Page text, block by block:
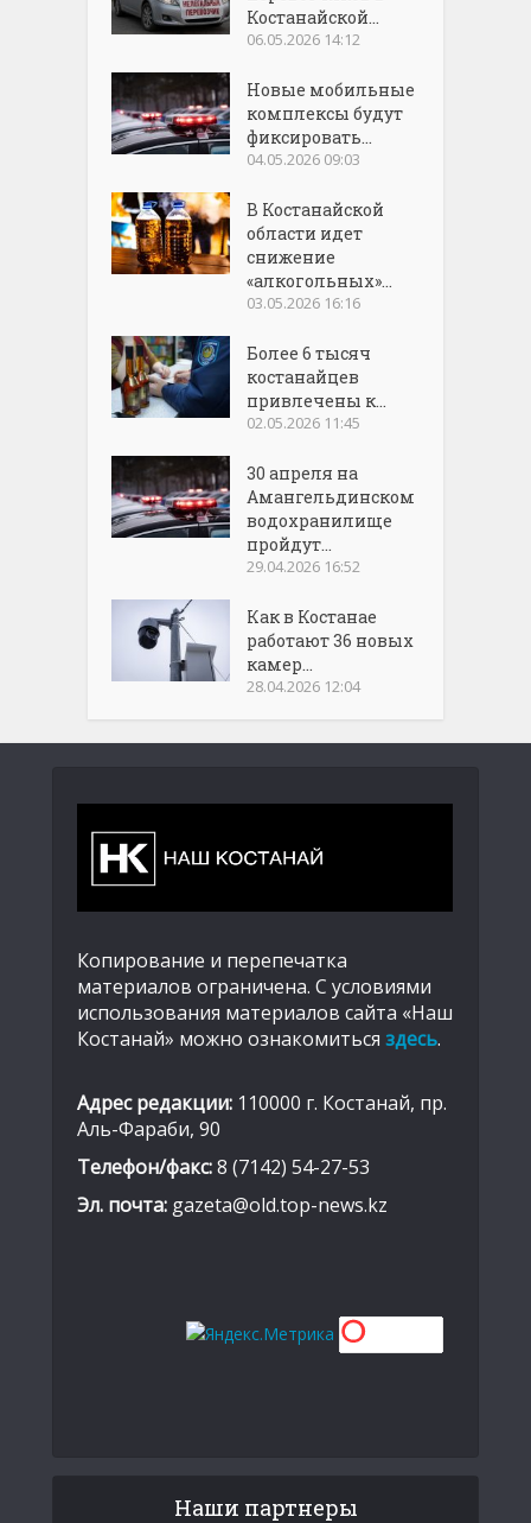
Костанайской...
06.05.2026 14:12
Новые мобильные
комплексы будут
фиксировать...
04.05.2026 09:03
В Костанайской
области идет
снижение
«алкогольных»...
03.05.2026 16:16
Более 6 тысяч
костанайцев
привлечены к...
02.05.2026 11:45
30 апреля на
Амангельдинском
водохранилище
пройдут...
29.04.2026 16:52
Как в Костанае
работают 36 новых
камер...
28.04.2026 12:04
Копирование и перепечатка
материалов ограничена. С условиями
использования материалов сайта «Наш
Костанай» можно ознакомиться здесь.
Адрес редакции: 110000 г. Костанай, пр.
Аль-Фараби, 90
Телефон/факс:8 (7142) 54-27-53
Эл. почта: gazeta@old.top-news.kz
Наши партнеры